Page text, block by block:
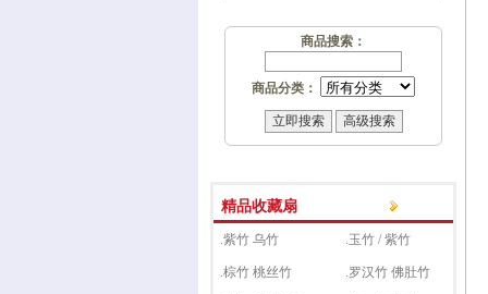
商品搜索：
商品分类：
精品收藏扇
.紫竹 乌竹 .玉竹 / 紫竹
.棕竹 桃丝竹 .罗汉竹 佛肚竹